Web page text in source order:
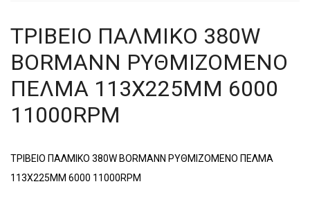
ΤΡΙΒΕΙΟ ΠΑΛΜΙΚΟ 380W
BORMANN ΡΥΘΜΙΖΟΜΕΝΟ
ΠΕΛΜΑ 113Χ225ΜΜ 6000
11000RPM
ΤΡΙΒΕΙΟ ΠΑΛΜΙΚΟ 380W BORMANN ΡΥΘΜΙΖΟΜΕΝΟ ΠΕΛΜΑ
113Χ225ΜΜ 6000 11000RPM